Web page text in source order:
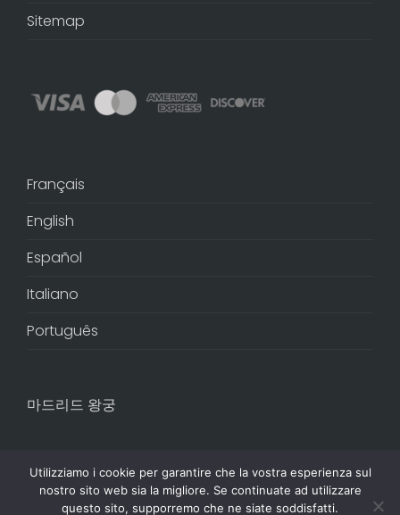
Sitemap
Français
English
Español
Italiano
Português
마드리드 왕궁
Utilizziamo i cookie per garantire che la vostra esperienza sul
nostro sito web sia la migliore. Se continuate ad utilizzare
questo sito, supporremo che ne siate soddisfatti.